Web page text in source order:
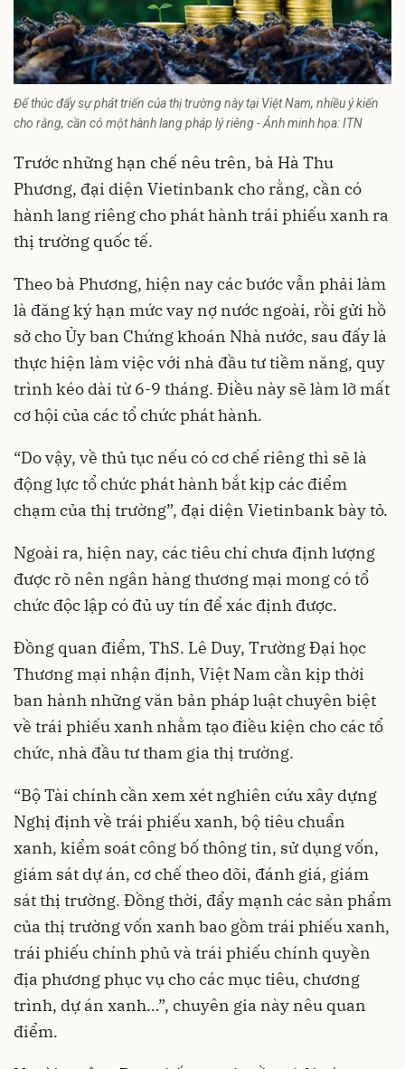
Để thúc đẩy sự phát triển của thị trường này tại Việt Nam, nhiều ý kiến
cho rằng, cần có một hành lang pháp lý riêng - Ảnh minh họa: ITN
Trước những hạn chế nêu trên, bà Hà Thu
Phương, đại diện Vietinbank cho rằng, cần có
hành lang riêng cho phát hành trái phiếu xanh ra
thị trường quốc tế.
Theo bà Phương, hiện nay các bước vẫn phải làm
là đăng ký hạn mức vay nợ nước ngoài, rồi gửi hồ
sở cho Ủy ban Chứng khoán Nhà nước, sau đấy là
thực hiện làm việc với nhà đầu tư tiềm năng, quy
trình kéo dài từ 6-9 tháng. Điều này sẽ làm lỡ mất
cơ hội của các tổ chức phát hành.
“Do vậy, về thủ tục nếu có cơ chế riêng thì sẽ là
động lực tổ chức phát hành bắt kịp các điểm
chạm của thị trường”, đại diện Vietinbank bày tỏ.
Ngoài ra, hiện nay, các tiêu chí chưa định lượng
được rõ nên ngân hàng thương mại mong có tổ
chức độc lập có đủ uy tín để xác định được.
Đồng quan điểm, ThS. Lê Duy, Trường Đại học
Thương mại nhận định, Việt Nam cần kịp thời
ban hành những văn bản pháp luật chuyên biệt
về trái phiếu xanh nhằm tạo điều kiện cho các tổ
chức, nhà đầu tư tham gia thị trường.
“Bộ Tài chính cần xem xét nghiên cứu xây dựng
Nghị định về trái phiếu xanh, bộ tiêu chuẩn
xanh, kiểm soát công bố thông tin, sử dụng vốn,
giám sát dự án, cơ chế theo dõi, đánh giá, giám
sát thị trường. Đồng thời, đẩy mạnh các sản phẩm
của thị trường vốn xanh bao gồm trái phiếu xanh,
trái phiếu chính phủ và trái phiếu chính quyền
địa phương phục vụ cho các mục tiêu, chương
trình, dự án xanh…”, chuyên gia này nêu quan
điểm.